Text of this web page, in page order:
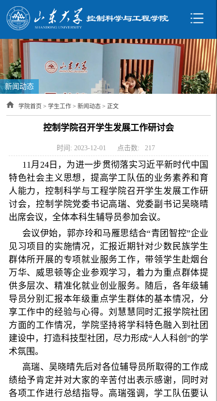
新闻动态
学院首页 >学生工作 >新闻动态 > 正文
控制学院召开学生发展工作研讨会
时间: 2023-12-01 点击数: 217
11月24日，为进一步贯彻落实习近平新时代中国
特色社会主义思想，提高学工队伍的业务素养和育
人能力，控制科学与工程学院召开学生发展工作研
讨会，控制学院党委书记高瑞、党委副书记吴晓晴
出席会议，全体本科生辅导员参加会议。
会议伊始，郭亦玲和马雁思结合“青团智控”企业
见习项目的实施情况，汇报近期针对少数民族学生
群体所开展的专项就业服务工作，带领学生赴烟台
万华、威思顿等企业参观学习，着力为重点群体提
供多层次、精准化就业创业服务。随后，各年级辅
导员分别汇报本年级重点学生群体的基本情况，分
享工作中的经验与心得。刘慧慧同时汇报学院社团
方面的工作情况，学院坚持将学科特色融入到社团
建设中，打造科技型社团，尽力形成“人人科创”的学
术氛围。
高瑞、吴晓晴先后对各位辅导员所取得的工作成
绩给予肯定并对大家的辛苦付出表示感谢，同时对
各项工作进行总结指导。高瑞强调，学工队伍要认